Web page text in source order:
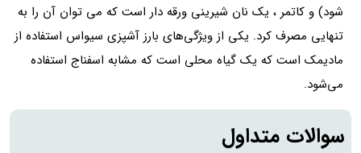
شود) و کاتمر ، یک نان شیرینی ورقه دار است که می توان آن را به
تنهایی مصرف کرد. یکی از ویژگی‌های بارز آشپزی سیواس استفاده از
مادیمک است که یک گیاه محلی است که مشابه اسفناج استفاده
می‌شود.
سوالات متداول